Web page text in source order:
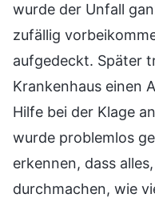
wurde der Unfall
zufällig
aufgedeckt. Später
Krankenhaus einen
Hilfe bei der Klage
wurde problemlos
erkennen, dass
durchmachen, wie